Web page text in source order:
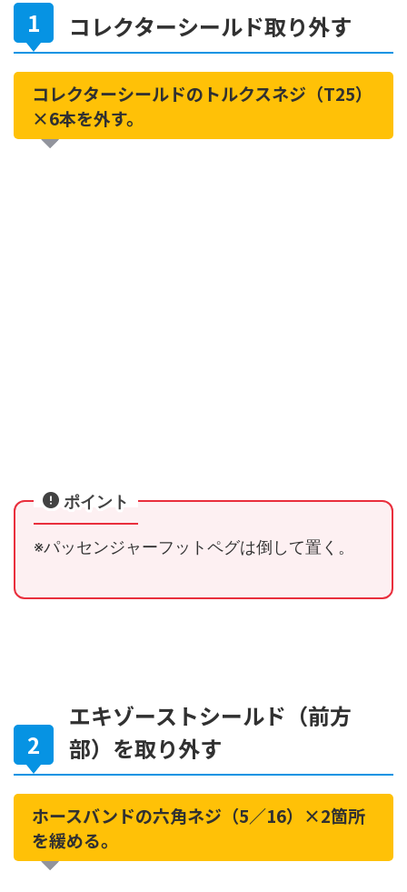
コレクターシールド取り外す
コレクターシールドのトルクスネジ（T25）
×6本を外す。
ポイント
※パッセンジャーフットペグは倒して置く。
エキゾーストシールド（前方
部）を取り外す
ホースバンドの六角ネジ（5／16）×2箇所
を緩める。